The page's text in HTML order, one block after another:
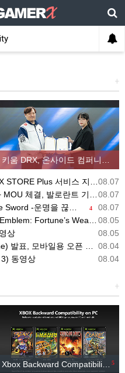
+
키움 DRX, 온사이드 컴퍼니와 MOU 체결, 발로란트 기반 콘텐츠 생태계 확장
08.07
역 확대, 인기 신상품 라인업 순차적 입고
08.07
로란트 기반 콘텐츠 생태계 확장
4 08.07
명을 끊는 자 트레일러
08.05
스크린샷과 동영상(한국어 자막)
08.05
상
08.04
픈 월드 멀티플레이 생존 크래프트
08.04
동영상
+
5
Xbox Backward Compatibility on PC 발표